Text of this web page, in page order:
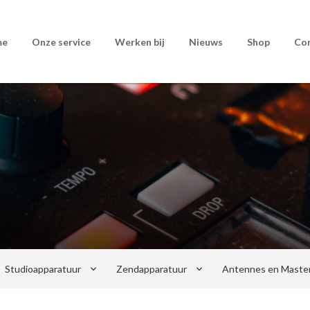
Onze service Werken bij Nieuws Shop
Studioapparatuur keyboard_arrow_down Zendapparatuur keyboard_arrow_down Antennes en